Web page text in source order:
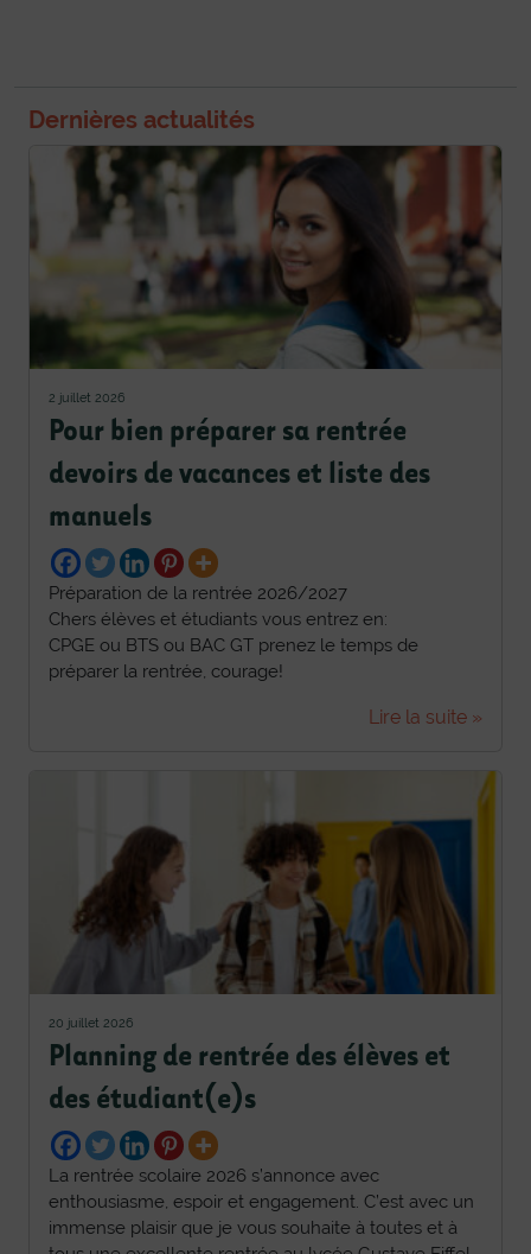
Dernières actualités
2 juillet 2026
Pour bien préparer sa rentrée
devoirs de vacances et liste des
manuels
Préparation de la rentrée 2026/2027
Chers élèves et étudiants vous entrez en:
CPGE ou BTS ou BAC GT prenez le temps de
préparer la rentrée, courage!
Lire la suite »
20 juillet 2026
Planning de rentrée des élèves et
des étudiant(e)s
La rentrée scolaire 2026 s’annonce avec
enthousiasme, espoir et engagement. C’est avec un
immense plaisir que je vous souhaite à toutes et à